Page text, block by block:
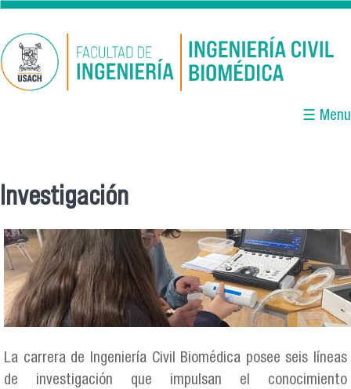
Pasar al contenido principal
☰ Menu
Se encuentra usted aquí
Investigación
La carrera de Ingeniería Civil Biomédica posee seis líneas
de investigación que impulsan el conocimiento